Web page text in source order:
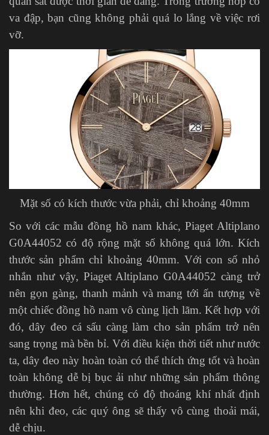
va đập, bạn cũng không phải quá lo lắng về việc rơi
vỡ.
Mặt số có kích thước vừa phải, chỉ khoảng 40mm
So với các mẫu đồng hồ nam khác, Piaget Altiplano
G0A44052 có độ rộng mặt số không quá lớn. Kích
thước sản phẩm chỉ khoảng 40mm. Với con số nhỏ
nhắn như vậy, Piaget Altiplano G0A44052 càng trở
nên gọn gàng, thanh mảnh và mang tới ấn tượng về
một chiếc đồng hồ nam vô cùng lịch lãm. Kết hợp với
đó, dây đeo cá sấu càng làm cho sản phẩm trở nên
sang trọng mà bền bỉ. Với điều kiện thời tiết như nước
ta, dây đeo này hoàn toàn có thể thích ứng tốt và hoàn
toàn không dễ bị bục ải như những sản phẩm thông
thường. Hơn hết, chúng có độ thoáng khí nhất định
nên khi đeo, các quý ông sẽ thấy vô cùng thoải mái,
dễ chịu.